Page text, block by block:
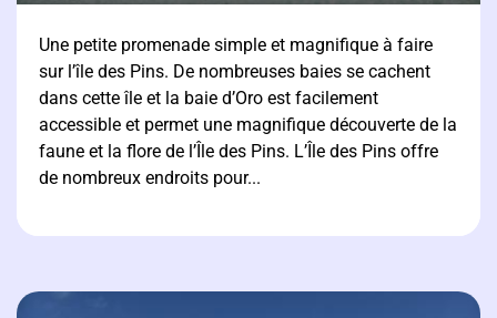
Une petite promenade simple et magnifique à faire
sur l’île des Pins. De nombreuses baies se cachent
dans cette île et la baie d’Oro est facilement
accessible et permet une magnifique découverte de la
faune et la flore de l’Île des Pins. L’Île des Pins offre
de nombreux endroits pour...